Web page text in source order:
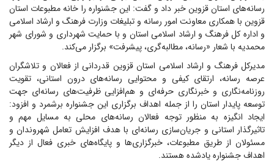
رسانه‌های استان قزوین خبر داد و گفت: این جشنواره را خانه مطبوعات استان
قزوین با همکاری معاونت امور رسانه و تبلیغات وزارت فرهنگ و ارشاد اسلامی
و اداره کل فرهنگ و ارشاد اسلامی استان و با حمایت شهرداری و شورای شهر
محمدیه با شعار «رسانه، مطالبه‌گری، پیشرفت» برگزار می‌کند.
مدیرکل فرهنگ و ارشاد اسلامی استان قزوین قدردانی از فعالان و تلاشگران
عرصه رسانه، ارتقای کیفی و محتوایی رسانه‌های درون استانی، تقویت
روزنامه‌نگاری و خبرنگاری حرفه‌ای و هم‌افزایی ظرفیت‌های رسانه‌ای جهت
توسعه پایدار استان را از جمله اهداف برگزاری این جشنواره برشمرد و افزود:
ایجاد انگیزه به منظور توجه فعالان رسانه‌های محلی به مسایل مهم و
تاثیرگذار استانی و جریان‌سازی رسانه‌ای با هدف افزایش تعامل شهروندان و
مسئولان از طریق مطبوعات، خبرگزاری‌ها و پایگاه‌های خبری فعال از دیگر
اهداف جشنواره یادشده هستند.